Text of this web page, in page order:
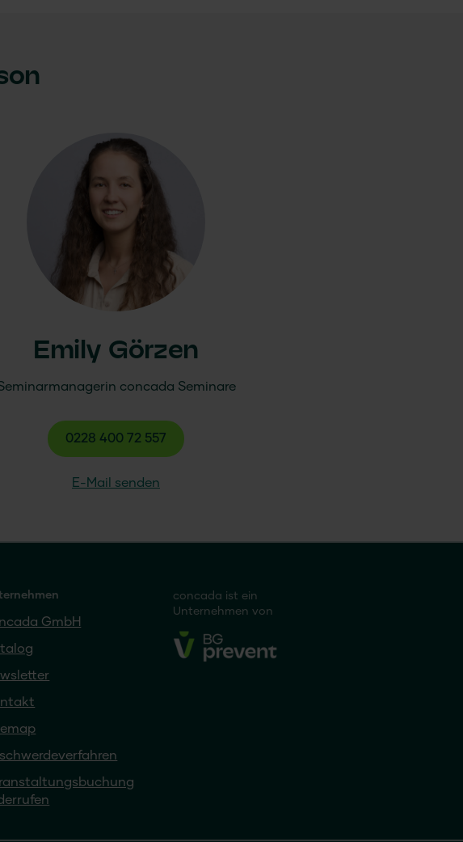
Emily Görzen
concada Seminare
0228 400 72 557
E-Mail senden
GmbH
concada ist ein
Unternehmen von